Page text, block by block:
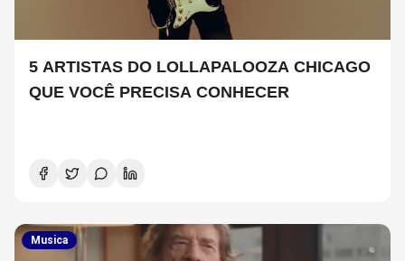
5 ARTISTAS DO LOLLAPALOOZA CHICAGO
QUE VOCÊ PRECISA CONHECER
Musica